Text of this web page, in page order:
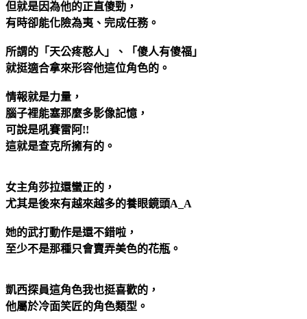
但就是因為他的正直傻勁，
有時卻能化險為夷、完成任務。
所謂的「天公疼憨人」、「傻人有傻福」
就挺適合拿來形容他這位角色的。
情報就是力量，
腦子裡能塞那麼多影像記憶，
可說是吼賽雷阿!!
這就是查克所擁有的。
女主角莎拉還蠻正的，
尤其是後來有越來越多的養眼鏡頭A_A
她的武打動作是還不錯啦，
至少不是那種只會賣弄美色的花瓶。
凱西探員這角色我也挺喜歡的，
他屬於冷面笑匠的角色類型。